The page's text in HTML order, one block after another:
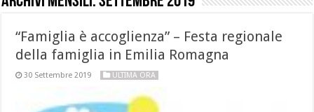
“Famiglia è accoglienza” – Festa regionale
della famiglia in Emilia Romagna
30 Settembre 2019 ULTIMA ORA